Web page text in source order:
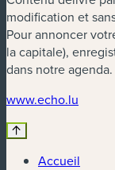
modification et
Pour annoncer
la capitale),
dans notre agenda.
www.echo.lu
Accueil